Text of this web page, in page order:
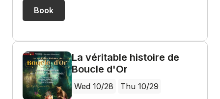
Book
La véritable histoire de
Boucle d'Or
Wed 10/28
Thu 10/29